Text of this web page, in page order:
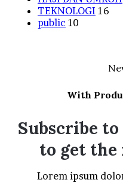
TEKNOLOGI 16
public 10
With
Subscribe
to get the
Lorem ipsum